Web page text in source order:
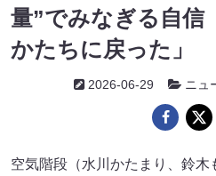
量”でみなぎる自信
かたちに戻った」
2026-06-29 ニュ
空気階段（水川かたまり、鈴木